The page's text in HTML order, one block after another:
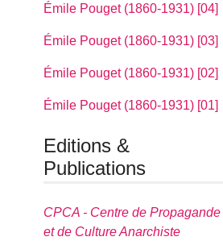
Émile Pouget (1860-1931) [04]
Émile Pouget (1860-1931) [03]
Émile Pouget (1860-1931) [02]
Émile Pouget (1860-1931) [01]
Editions &
Publications
CPCA - Centre de Propagande
et de Culture Anarchiste